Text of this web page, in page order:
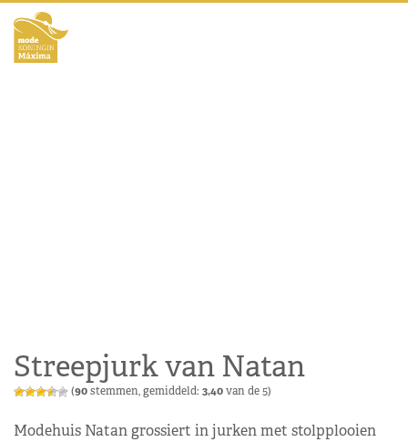
Streepjurk van Natan
(90stemmen, gemiddeld: 3,40van de 5)
Modehuis Natan grossiert in jurken met stolpplooien